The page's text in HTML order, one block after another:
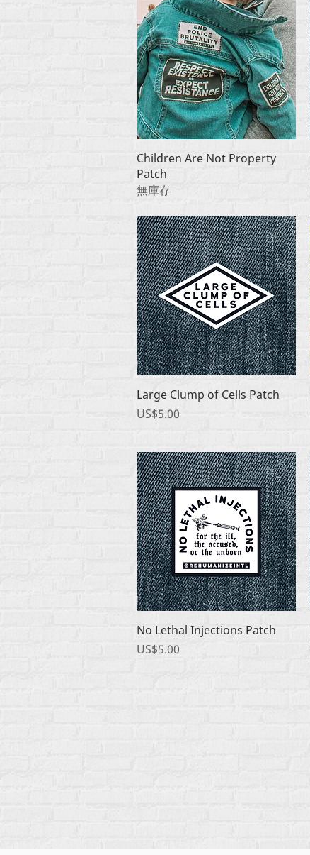
快速瀏覽
Children Are Not Property
Patch
無庫存
快速瀏覽
Large Clump of Cells Patch
價格
US$5.00
快速瀏覽
No Lethal Injections Patch
價格
US$5.00